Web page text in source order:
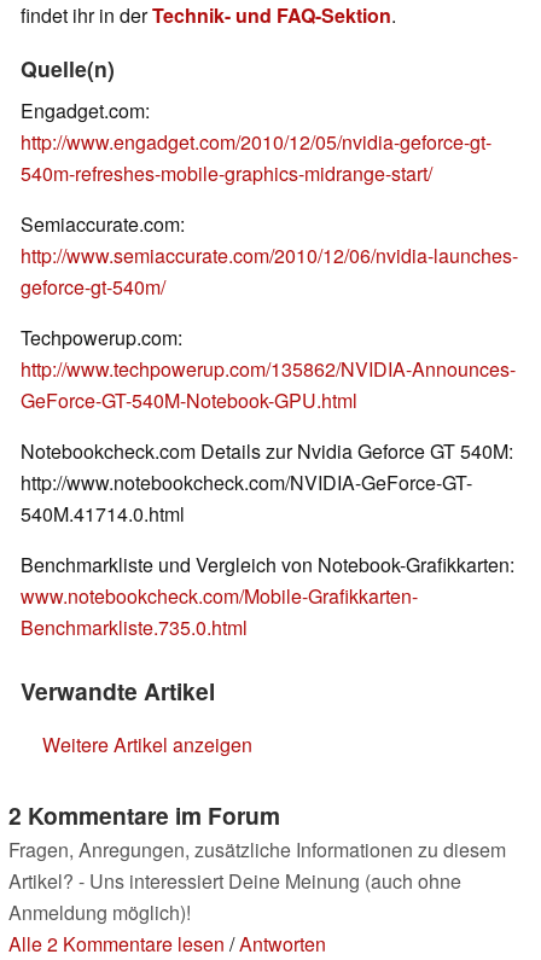
findet ihr in derTechnik- und FAQ-Sektion.
Quelle(n)
Engadget.com:
http://www.engadget.com/2010/12/05/nvidia-geforce-gt-
540m-refreshes-mobile-graphics-midrange-start/
Semiaccurate.com:
http://www.semiaccurate.com/2010/12/06/nvidia-launches-
geforce-gt-540m/
Techpowerup.com:
http://www.techpowerup.com/135862/NVIDIA-Announces-
GeForce-GT-540M-Notebook-GPU.html
Notebookcheck.com Details zur Nvidia Geforce GT 540M:
http://www.notebookcheck.com/NVIDIA-GeForce-GT-
540M.41714.0.html
Benchmarkliste und Vergleich von Notebook-Grafikkarten:
www.notebookcheck.com/Mobile-Grafikkarten-
Benchmarkliste.735.0.html
Verwandte Artikel
Weitere Artikel anzeigen
2 Kommentare im Forum
Fragen, Anregungen, zusätzliche Informationen zu diesem
Artikel? - Uns interessiert Deine Meinung (auch ohne
Anmeldung möglich)!
Alle 2 Kommentare lesen /Antworten